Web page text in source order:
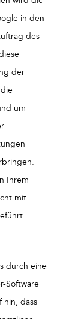
in den
des
der
um
Ihrem
mit
durch eine
Software
hin, dass